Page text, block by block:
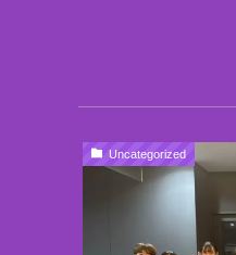
Uncategorized